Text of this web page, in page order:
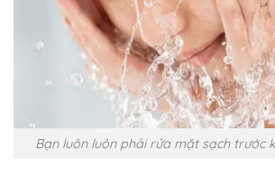
Bạn luôn luôn phải rửa mặt sạch trước